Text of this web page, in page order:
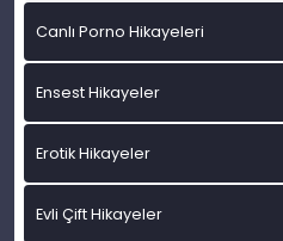
Canlı Porno Hikayeleri
Ensest Hikayeler
Erotik Hikayeler
Evli Çift Hikayeler